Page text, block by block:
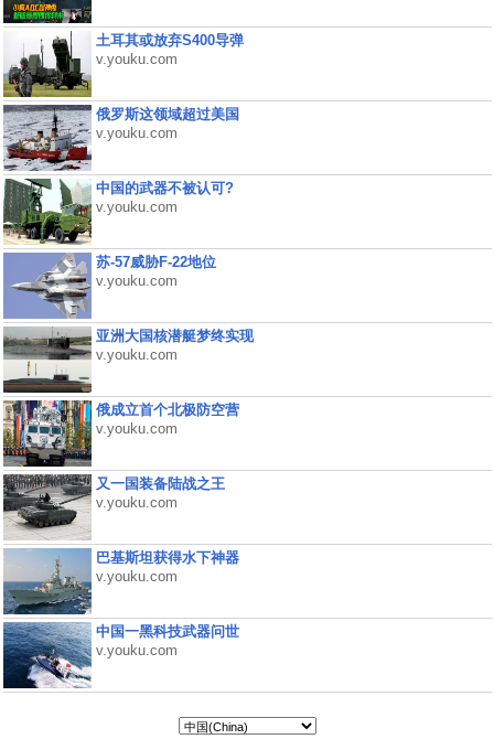
土耳其或放弃S400导弹
v.youku.com
俄罗斯这领域超过美国
v.youku.com
中国的武器不被认可?
v.youku.com
苏-57威胁F-22地位
v.youku.com
亚洲大国核潜艇梦终实现
v.youku.com
俄成立首个北极防空营
v.youku.com
又一国装备陆战之王
v.youku.com
巴基斯坦获得水下神器
v.youku.com
中国一黑科技武器问世
v.youku.com